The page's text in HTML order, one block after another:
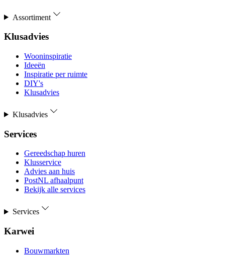
Assortiment
Klusadvies
Wooninspiratie
Ideeën
Inspiratie per ruimte
DIY's
Klusadvies
Klusadvies
Services
Gereedschap huren
Klusservice
Advies aan huis
PostNL afhaalpunt
Bekijk alle services
Services
Karwei
Bouwmarkten